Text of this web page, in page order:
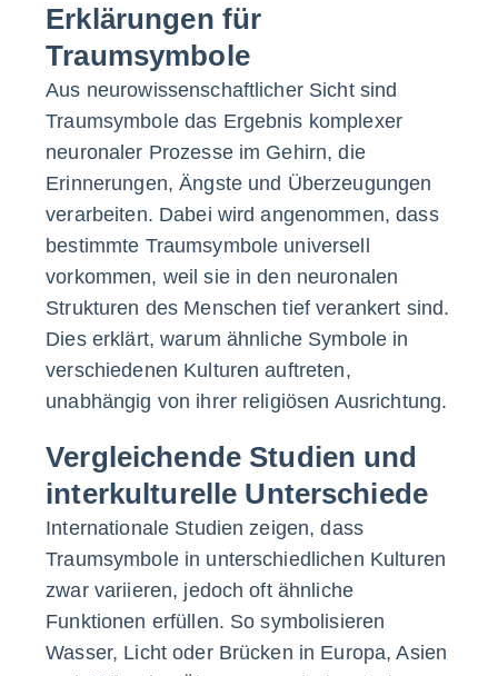
Erklärungen für
Traumsymbole
Aus neurowissenschaftlicher Sicht sind
Traumsymbole das Ergebnis komplexer
neuronaler Prozesse im Gehirn, die
Erinnerungen, Ängste und Überzeugungen
verarbeiten. Dabei wird angenommen, dass
bestimmte Traumsymbole universell
vorkommen, weil sie in den neuronalen
Strukturen des Menschen tief verankert sind.
Dies erklärt, warum ähnliche Symbole in
verschiedenen Kulturen auftreten,
unabhängig von ihrer religiösen Ausrichtung.
Vergleichende Studien und
interkulturelle Unterschiede
Internationale Studien zeigen, dass
Traumsymbole in unterschiedlichen Kulturen
zwar variieren, jedoch oft ähnliche
Funktionen erfüllen. So symbolisieren
Wasser, Licht oder Brücken in Europa, Asien